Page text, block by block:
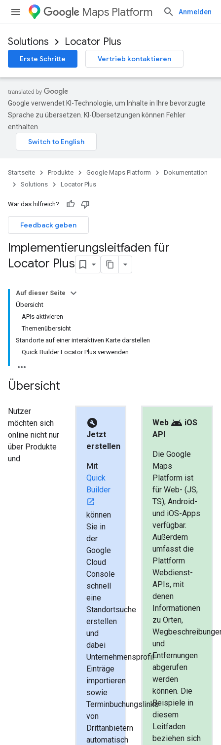
Maps Platform Anmelden
Solutions Locator Plus
Erste Schritte Vertrieb kontaktieren
Google verwendet KI-Technologie, um Inhalte in Ihre bevorzugte
Sprache zu übersetzen. KI-Übersetzungen können Fehler
enthalten.
Startseite Produkte Google Maps Platform
Dokumentation
Solutions
Locator Plus
War das hilfreich?
Feedback geben
Implementierungsleitfaden für
Locator Plus
Auf dieser Seite
Übersicht
APIs aktivieren
Themenübersicht
Standorte auf einer interaktiven Karte darstellen
Quick Builder Locator Plus verwenden
Übersicht
Web android iOS
API
Die Google
Maps
Platform ist
für Web- (JS,
TS), Android-
und iOS-Apps
verfügbar.
Außerdem
umfasst die
Plattform
Webdienst-
APIs, mit
denen
Informationen
zu Orten,
und
Entfernungen
abgerufen
werden
können. Die
Beispiele in
diesem
Leitfaden
beziehen sich
build_circle
Jetzt
erstellen
Mit
Quick
Builder
können
Sie in
der
Google
Cloud
Console
schnell
eine
Standortsuche
erstellen
und
dabei
Unternehmensprofil-
Einträge
importieren
sowie
Terminbuchungslinks
von
Drittanbietern
automatisch
Nutzer
möchten sich
online nicht nur
über Produkte
und